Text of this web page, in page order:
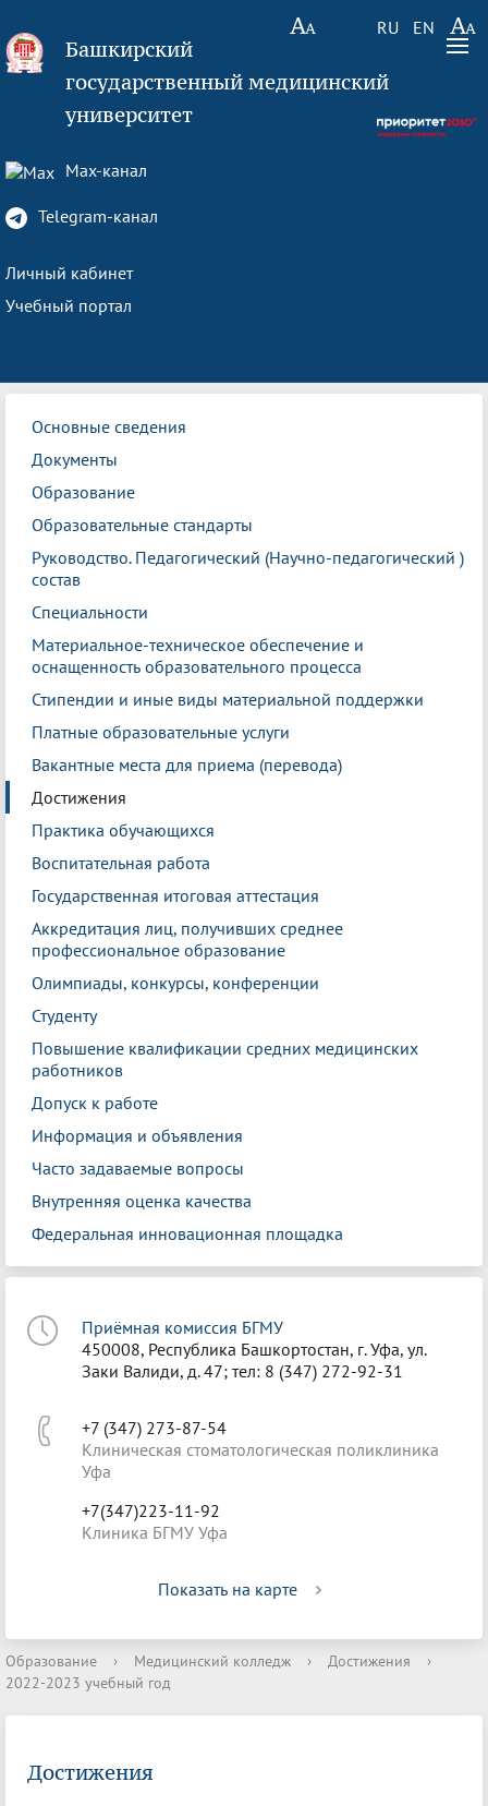
RU EN
Башкирский
государственный медицинский
университет
Max-канал
Telegram-канал
Личный кабинет
Учебный портал
Основные сведения
Документы
Образование
Образовательные стандарты
Руководство. Педагогический (Научно-педагогический )
состав
Специальности
Материальное-техническое обеспечение и
оснащенность образовательного процесса
Стипендии и иные виды материальной поддержки
Платные образовательные услуги
Вакантные места для приема (перевода)
Достижения
Практика обучающихся
Воспитательная работа
Государственная итоговая аттестация
Аккредитация лиц, получивших среднее
профессиональное образование
Олимпиады, конкурсы, конференции
Студенту
Повышение квалификации средних медицинских
работников
Допуск к работе
Информация и объявления
Часто задаваемые вопросы
Внутренняя оценка качества
Федеральная инновационная площадка
Приёмная комиссия БГМУ
450008, Республика Башкортостан, г. Уфа, ул.
Заки Валиди, д. 47; тел: 8 (347) 272-92-31
+7 (347) 273-87-54
Клиническая стоматологическая поликлиника
Уфа
+7(347)223-11-92
Клиника БГМУ Уфа
Показать на карте
Образование › Медицинский колледж › Достижения
›
2022-2023 учебный год
Достижения